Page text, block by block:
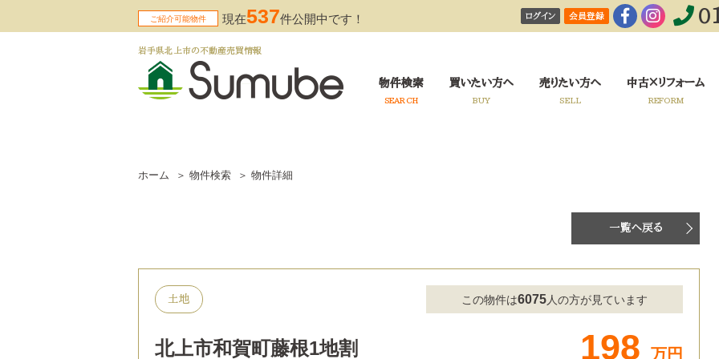
ご紹介可能物件 現在537件公開中です！ ログイン 会員登録
岩手県北上市の不動産売買情報
物件検索
SEARCH
買いたい方へ
BUY
売りたい方へ
SELL
中古×リフォーム
REFORM
ホーム 物件検索 物件詳細
一覧へ戻る
土地 この物件は6075人の方が見ています
北上市和賀町藤根1地割 198 万円